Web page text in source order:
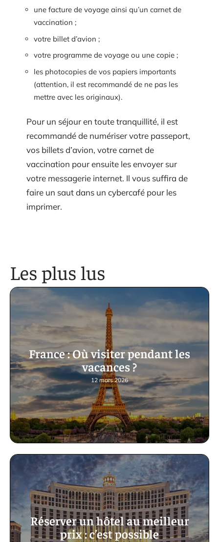
une facture de voyage ainsi qu’un carnet de
vaccination ;
votre billet d’avion ;
votre programme de voyage ou une copie ;
les photocopies de vos papiers importants
(attention, il est recommandé de ne pas les
mettre avec les originaux).
Pour un séjour en toute tranquillité, il est
recommandé de numériser votre passeport,
vos billets d’avion, votre carnet de
vaccination pour ensuite les envoyer sur
votre messagerie internet. Il vous suffira de
faire un saut dans un cybercafé pour les
imprimer.
Les plus lus
France : Où visiter pendant les
vacances ?
12 mars 2026
Réserver un hôtel au meilleur
prix : c’est possible